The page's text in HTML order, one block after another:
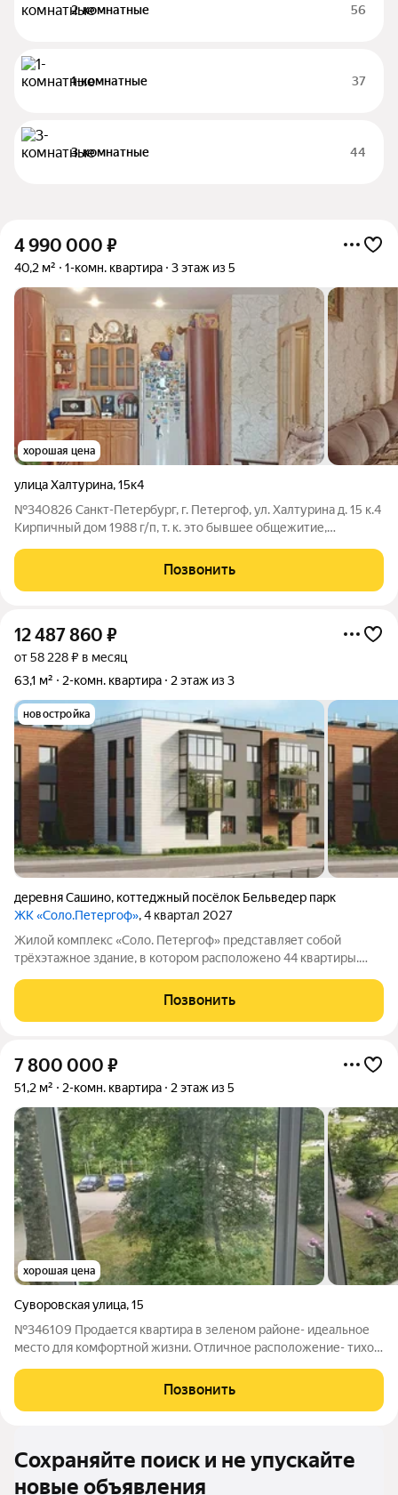
2-комнатные 56
1-комнатные 37
3-комнатные 44
4 990 000 ₽
40,2 м² 1-комн. квартира 3 этаж из 5
хорошая цена
улица Халтурина,15к4
№340826 Санкт-Петербург, г. Петергоф, ул. Халтурина д. 15 к.4
Кирпичный дом 1988 г/п, т. к. это бывшее общежитие,
собственность оформлена как доля от этажа. По факту
технически -квартира
Позвонить
12 487 860 ₽
от 58 228 ₽ в месяц
63,1 м²
2-комн. квартира 2 этаж из 3
новостройка
деревня Сашино, коттеджный посёлок Бельведер парк
ЖК «Соло.Петергоф», 4 квартал 2027
Жилой комплекс «Соло. Петергоф» представляет собой
трёхэтажное здание, в котором расположено 44 квартиры.
расположение вблизи Петергофа, а
Позвонить
7 800 000 ₽
51,2 м² 2-комн. квартира 2 этаж из 5
хорошая цена
Суворовская улица,15
№346109 Продается квартира в зеленом районе- идеальное
место для комфортной жизни. Отличное расположение- тихое
прогулок. Удобная транспортная доступность, рядом
остановки общественного
Позвонить
Сохраняйте поиск и не упускайте
новые объявления